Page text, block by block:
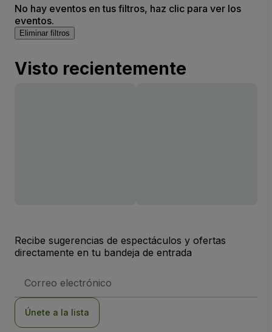
No hay eventos en tus filtros, haz clic para ver los
eventos.
Eliminar filtros
Visto recientemente
Recibe sugerencias de espectáculos y ofertas
directamente en tu bandeja de entrada
de
Únete a la lista